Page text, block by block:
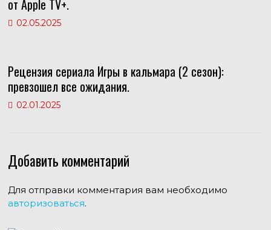
от Apple TV+.
02.05.2025
Рецензия сериала Игры в кальмара (2 сезон):
превзошел все ожидания.
02.01.2025
Добавить комментарий
Для отправки комментария вам необходимо
авторизоваться.